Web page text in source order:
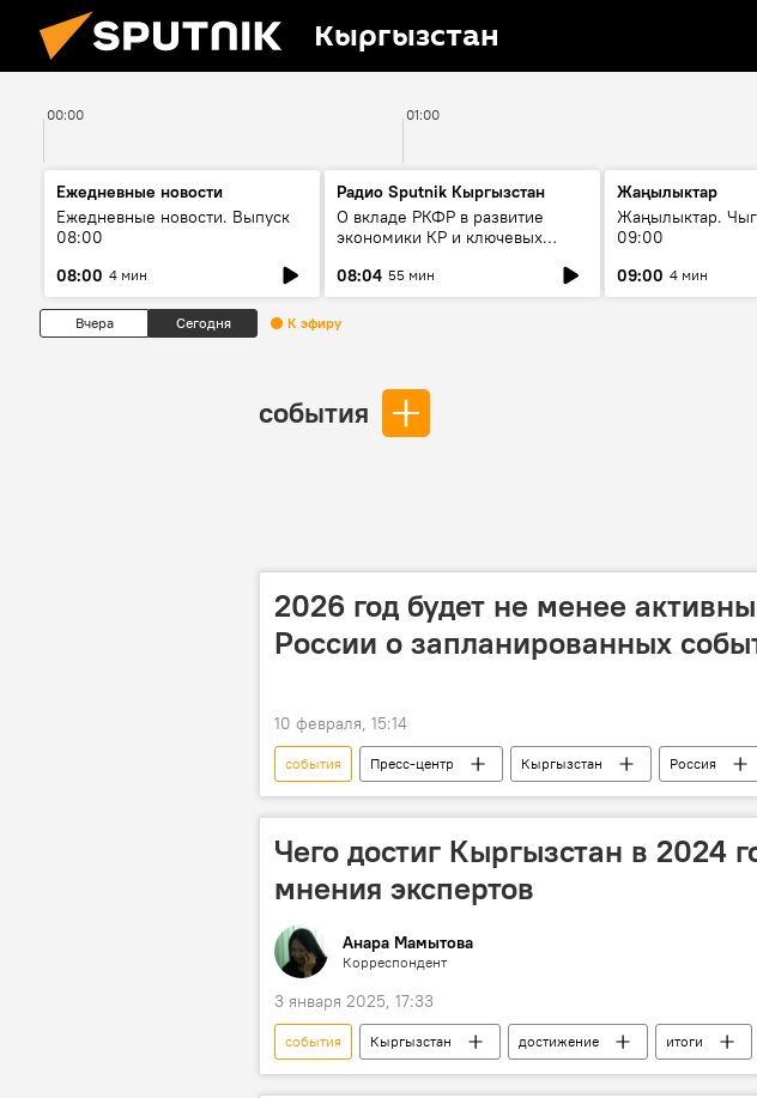
Кыргызстан
00:00 01:00
Ежедневные новости
Ежедневные новости. Выпуск
08:00
08:00 4 мин
Радио Sputnik Кыргызстан
О вкладе РКФР в развитие
экономики КР и ключевых
08:04 55 мин
Жаңылыктар
Жаңылыктар.
09:00
09:00 4 мин
Вчера Сегодня К эфиру
события
2026 год будет не менее
России о запланированных
10 февраля, 15:14
события Пресс-центр Кыргызстан Россия
мероприятия
Сергей Вакунов
Чего достиг Кыргызстан в 2024
мнения экспертов
Анара Мамытова
Корреспондент
3 января 2025, 17:33
события Кыргызстан достижение итоги